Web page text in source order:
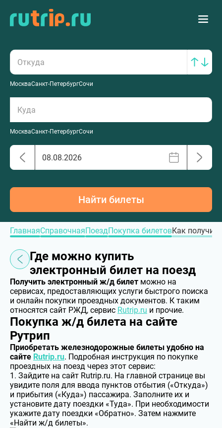
МоскваСанкт-ПетербургСочи
МоскваСанкт-ПетербургСочи
Найти билеты
ГлавнаяCправочнаяПоездПокупка билетовКак
Где можно купить
электронный билет на поезд
Получить электронный ж/д билет можно на
сервисах, предоставляющих услуги быстрого поиска
и онлайн покупки проездных документов. К таким
относятся сайт РЖД, сервис Rutrip.ru и прочие.
Покупка ж/д билета на сайте
Рутрип
Приобретать железнодорожные билеты удобно на
сайте Rutrip.ru. Подробная инструкция по покупке
проездных на поезд через этот сервис:
1. Зайдите на сайт Rutrip.ru. На главной странице вы
увидите поля для ввода пунктов отбытия («Откуда»)
и прибытия («Куда») пассажира. Заполните их и
установите дату поездки «Туда». При необходимости
укажите дату поездки «Обратно». Затем нажмите
«Найти ж/д билеты».